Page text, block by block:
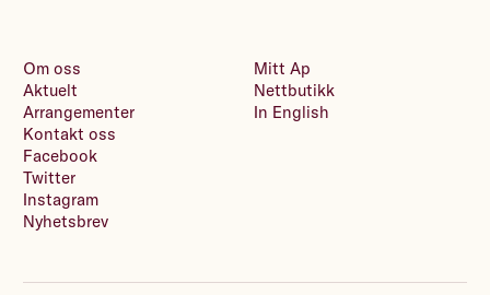
Om oss
Aktuelt
Arrangementer
Kontakt oss
Mitt Ap
Nettbutikk
In English
Facebook
Twitter
Instagram
Nyhetsbrev